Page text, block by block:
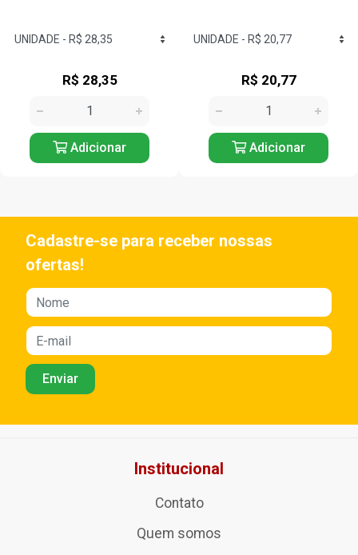
R$ 28,35
Adicionar
R$ 20,77
Adicionar
Cadastre-se para receber nossas
ofertas!
Institucional
Contato
Quem somos